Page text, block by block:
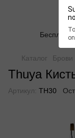
Каталог Брови
Thuya
Артикул: TH30